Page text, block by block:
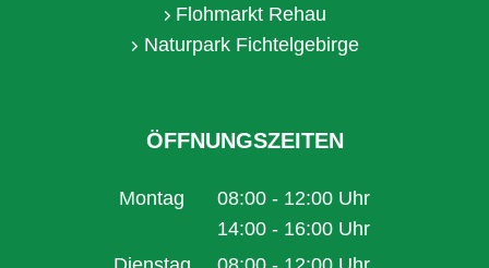
Flohmarkt Rehau
Naturpark Fichtelgebirge
ÖFFNUNGSZEITEN
Montag 08:00 - 12:00 Uhr
Von 08:00 bis 12:00 Uhr
14:00 - 16:00 Uhr
Von 14:00 bis 16:00 Uhr